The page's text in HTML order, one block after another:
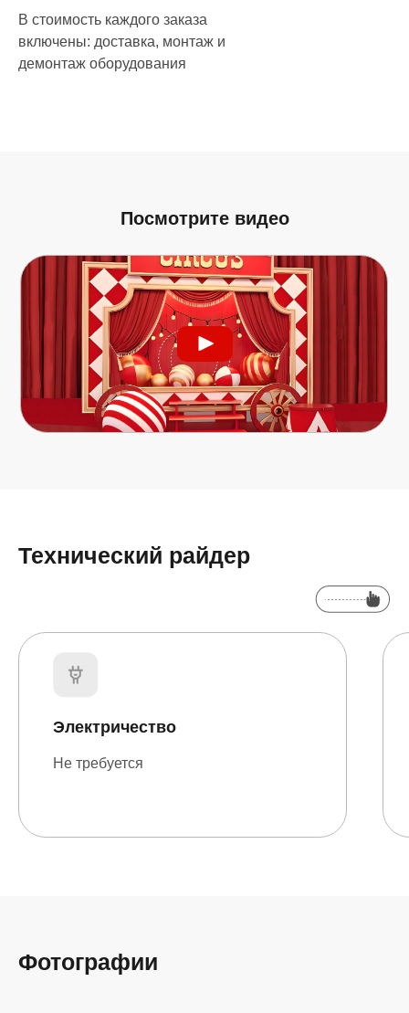
В стоимость каждого заказа
включены: доставка, монтаж и
демонтаж оборудования
Посмотрите видео
Технический райдер
Электричество
Не требуется
Фотографии